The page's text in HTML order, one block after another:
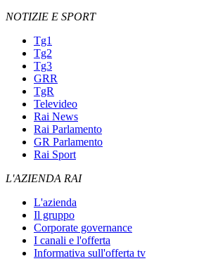
NOTIZIE E SPORT
Tg1
Tg2
Tg3
GRR
TgR
Televideo
Rai News
Rai Parlamento
GR Parlamento
Rai Sport
L'AZIENDA RAI
L'azienda
Il gruppo
Corporate governance
I canali e l'offerta
Informativa sull'offerta tv